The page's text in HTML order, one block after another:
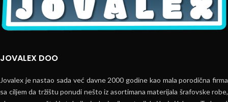
JOVALEX DOO
Jovalex je nastao sada već davne 2000 godine kao mala porodična firma
sa ciljem da tržištu ponudi nešto iz asortimana materijala šrafovske robe,